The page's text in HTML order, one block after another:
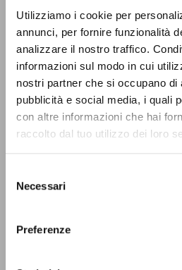
Utilizziamo i cookie per
annunci, per fornire funzionalità
analizzare il nostro traffico.
informazioni sul modo in cui
nostri partner che si occupano di
pubblicità e social media, i quali
con altre informazioni che hai
raccolto dal tuo utilizzo dei loro
delNecessari
Preferenze
Giussani LuigiAutore
Tedesco
Litterae Communionis-Spuren
2006
Pagine: 8
ULTIMO AGGIORNAMENTO
LEGGI IL FULL TEXT
0DOCUMENTI
RISULTATI